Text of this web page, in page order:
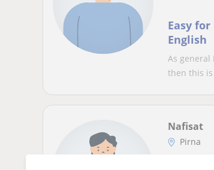
Easy
English
As general
then this
Nafisat
Pirna